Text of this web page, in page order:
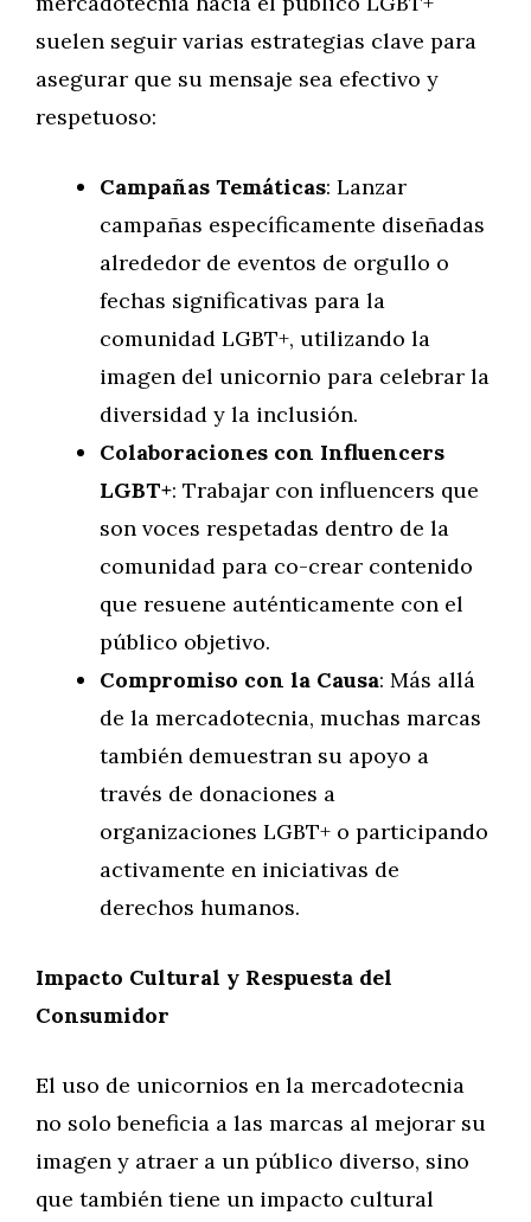
suelen seguir varias estrategias clave para
asegurar que su mensaje sea efectivo y
respetuoso:
Campañas Temáticas: Lanzar
campañas específicamente diseñadas
alrededor de eventos de orgullo o
fechas significativas para la
comunidad LGBT+, utilizando la
imagen del unicornio para celebrar la
diversidad y la inclusión.
Colaboraciones con Influencers
LGBT+: Trabajar con influencers que
son voces respetadas dentro de la
comunidad para co-crear contenido
que resuene auténticamente con el
público objetivo.
Compromiso con la Causa: Más allá
de la mercadotecnia, muchas marcas
también demuestran su apoyo a
través de donaciones a
organizaciones LGBT+ o participando
activamente en iniciativas de
derechos humanos.
Impacto Cultural y Respuesta del
Consumidor
El uso de unicornios en la mercadotecnia
no solo beneficia a las marcas al mejorar su
imagen y atraer a un público diverso, sino
que también tiene un impacto cultural